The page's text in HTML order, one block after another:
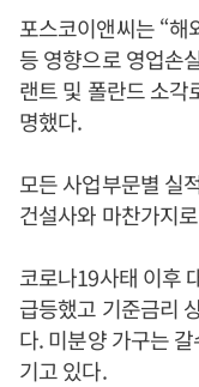
포스코이앤씨는 “해
등 영향으로 영업손
랜트 및 폴란드 소각
명했다.
모든 사업부문별 실
건설사와 마찬가지
코로나19사태 이후
급등했고 기준금리
다. 미분양 가구는
기고 있다.